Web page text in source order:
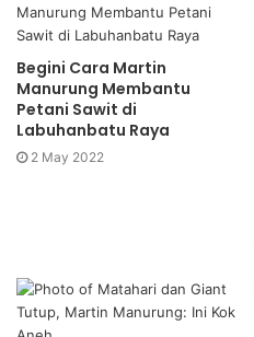
Begini Cara Martin
Manurung Membantu
Petani Sawit di
Labuhanbatu Raya
2 May 2022